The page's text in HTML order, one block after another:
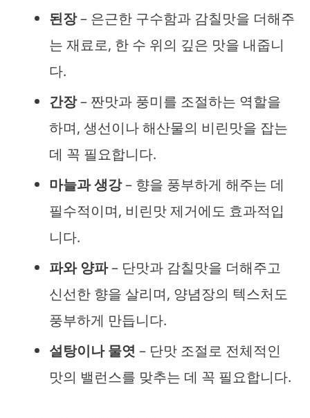
된장– 은근한 구수함과 감칠맛을 더해주
는 재료로, 한 수 위의 깊은 맛을 내줍니
다.
간장– 짠맛과 풍미를 조절하는 역할을
하며, 생선이나 해산물의 비린맛을 잡는
데 꼭 필요합니다.
마늘과 생강– 향을 풍부하게 해주는 데
필수적이며, 비린맛 제거에도 효과적입
니다.
파와 양파– 단맛과 감칠맛을 더해주고
신선한 향을 살리며, 양념장의 텍스처도
풍부하게 만듭니다.
설탕이나 물엿 – 단맛 조절로 전체적인
맛의 밸런스를 맞추는 데 꼭 필요합니다.